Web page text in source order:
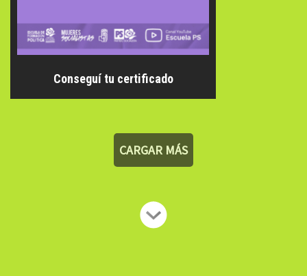
Conseguí tu certificado
CARGAR MÁS